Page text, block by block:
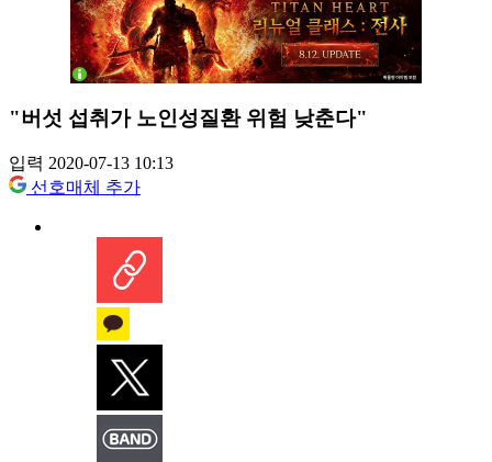
"버섯 섭취가 노인성질환 위험 낮춘다"
입력 2020-07-13 10:13
선호매체 추가